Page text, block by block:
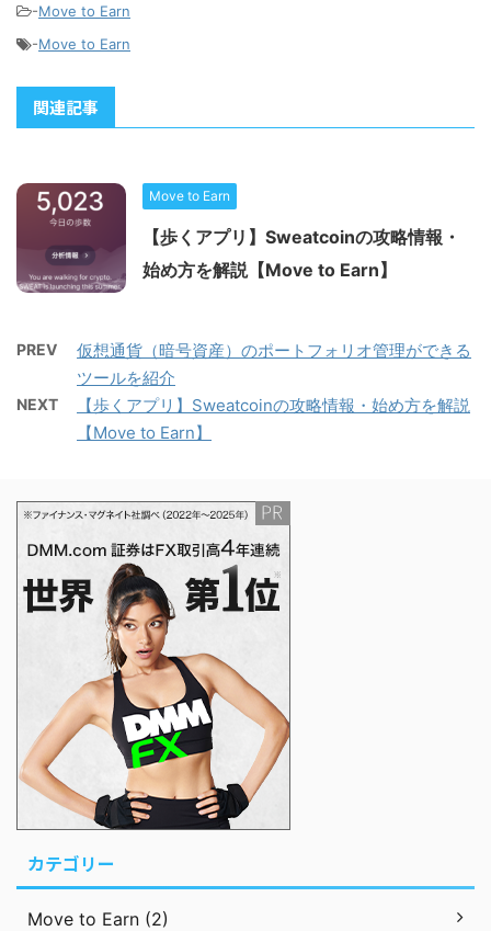
-Move to Earn
-Move to Earn
関連記事
Move to Earn
【歩くアプリ】Sweatcoinの攻略情報・
始め方を解説【Move to Earn】
PREV
仮想通貨（暗号資産）のポートフォリオ管理ができる
ツールを紹介
NEXT
【歩くアプリ】Sweatcoinの攻略情報・始め方を解説
【Move to Earn】
カテゴリー
Move to Earn (2)